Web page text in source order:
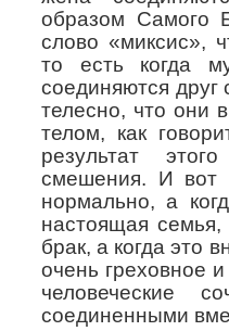
образом Самого
слово «миксис»,
то есть когда
соединяются друг
телесно, что они
телом, как
результат
смешения. И вот
нормально, а
настоящая семья,
брак, а когда это
очень греховное
человеческие
соединенными